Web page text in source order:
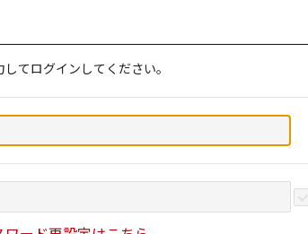
てログインしてください。